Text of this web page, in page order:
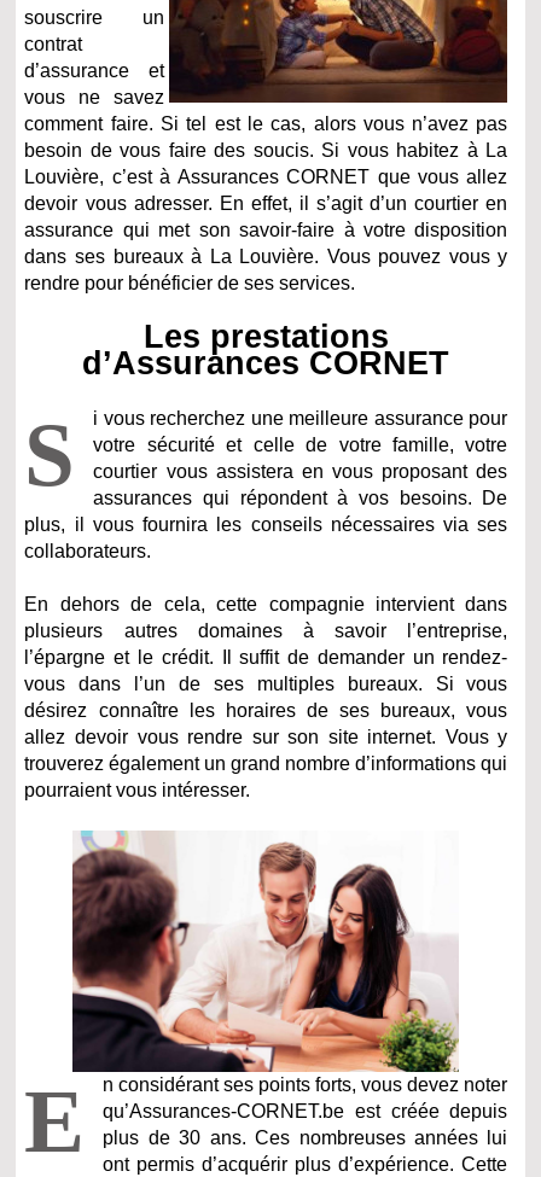
souscrire un
contrat
d’assurance et
vous ne savez
comment faire. Si tel est le cas, alors vous n’avez pas
besoin de vous faire des soucis. Si vous habitez à La
Louvière, c’est à Assurances CORNET que vous allez
devoir vous adresser. En effet, il s’agit d’un courtier en
assurance qui met son savoir-faire à votre disposition
dans ses bureaux à La Louvière. Vous pouvez vous y
rendre pour bénéficier de ses services.
Les prestations
d’Assurances CORNET
S
i vous recherchez une meilleure assurance pour
votre sécurité et celle de votre famille, votre
courtier vous assistera en vous proposant des
assurances qui répondent à vos besoins. De
plus, il vous fournira les conseils nécessaires via ses
collaborateurs.
En dehors de cela, cette compagnie intervient dans
plusieurs autres domaines à savoir l’entreprise,
l’épargne et le crédit. Il suffit de demander un rendez-
vous dans l’un de ses multiples bureaux. Si vous
désirez connaître les horaires de ses bureaux, vous
allez devoir vous rendre sur son site internet. Vous y
trouverez également un grand nombre d’informations qui
pourraient vous intéresser.
E
n considérant ses points forts, vous devez noter
qu’Assurances-CORNET.be est créée depuis
plus de 30 ans. Ces nombreuses années lui
ont permis d’acquérir plus d’expérience. Cette